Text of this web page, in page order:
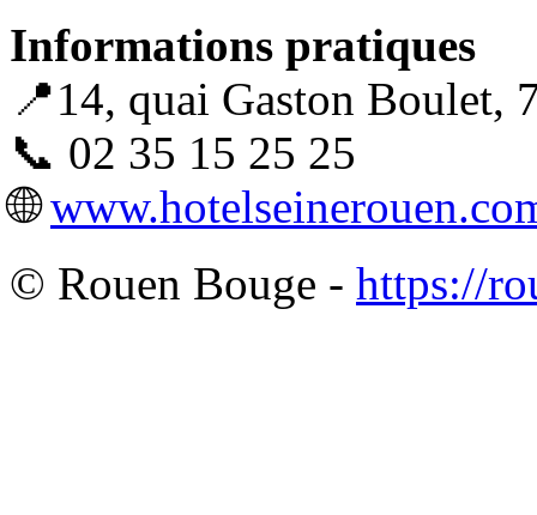
Informations pratiques
📍14, quai Gaston Boulet,
📞 02 35 15 25 25
🌐
© Rouen Bouge - https://